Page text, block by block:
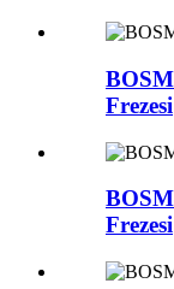
BOSM
Frezesi
Frezesi